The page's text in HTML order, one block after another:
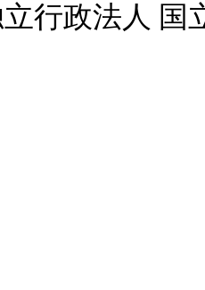
行政法人 国